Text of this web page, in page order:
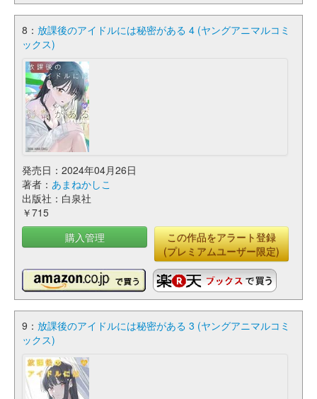
8： 放課後のアイドルには秘密がある 4 (ヤングアニマルコミ
ックス)
発売日：2024年04月26日
著者： あまねかしこ
出版社：白泉社
￥715
購入管理
この作品をアラート登録
(プレミアムユーザー限定)
9： 放課後のアイドルには秘密がある 3 (ヤングアニマルコミ
ックス)